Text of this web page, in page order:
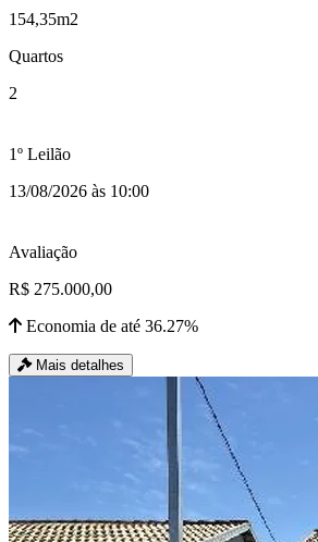
154,35m2
Quartos
2
1º Leilão
13/08/2026 às 10:00
Avaliação
R$ 275.000,00
Economia de até 36.27%
Mais detalhes